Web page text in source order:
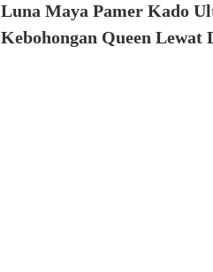
Luna Maya Pamer Kado
Kebohongan Queen Lewat